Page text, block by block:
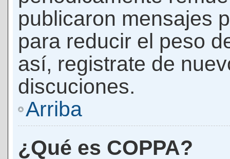
publicaron mensajes
para reducir el peso
así, registrate de
discuciones.
Arriba
¿Qué es COPPA?